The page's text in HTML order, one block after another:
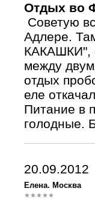
Отдых во
Советую
Адлере.
КАКАШКИ",
между
отдых
еле
Питание в
голодные.
20.09.2012
Елена. Москва